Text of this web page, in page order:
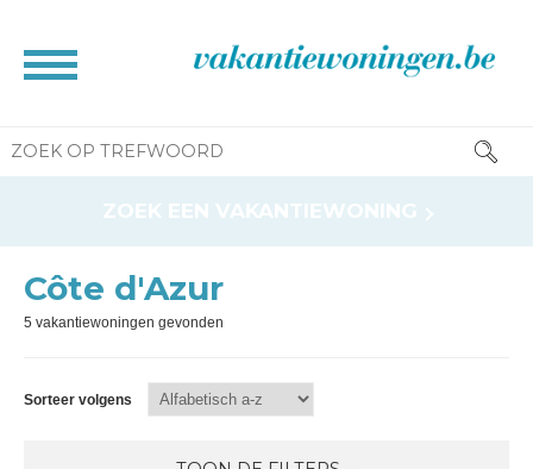
CONTACT
RESERVATIE INFO
NEWS
ZOEK EEN VAKANTIEWONING
Côte d'Azur
5 vakantiewoningen gevonden
Sorteer volgens